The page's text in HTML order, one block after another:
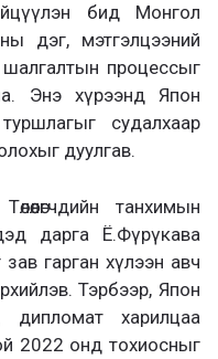
бид Монгол
дэг, мэтгэлцээний
процессыг
Энэ хүрээнд Япон
судалхаар
дуулгав.
танхимын
дарга Ё.Фүрүкава
гарган хүлээн авч
Тэрбээр, Япон
харилцаа
2022 онд тохиосныг